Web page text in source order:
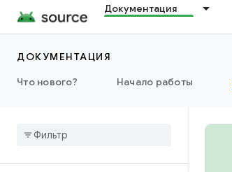
Документация
ДОКУМЕНТАЦИЯ
Что нового?
Начало работы